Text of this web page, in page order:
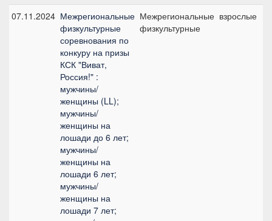
07.11.2024 Межрегиональные
физкультурные
соревнования по
конкуру на призы
КСК "Виват,
Россия!" :
мужчины/
женщины (LL);
мужчины/
женщины на
лошади до 6 лет;
мужчины/
женщины на
лошади 6 лет;
мужчины/
женщины на
лошади 7 лет;
Межрегиональные
физкультурные
взрослые